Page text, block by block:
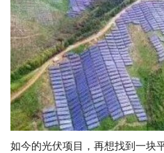
如今的光伏项目，再想找到一块